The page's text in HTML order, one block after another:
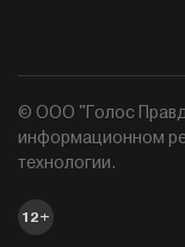
© ООО "Голос
информационном
технологии.
12+